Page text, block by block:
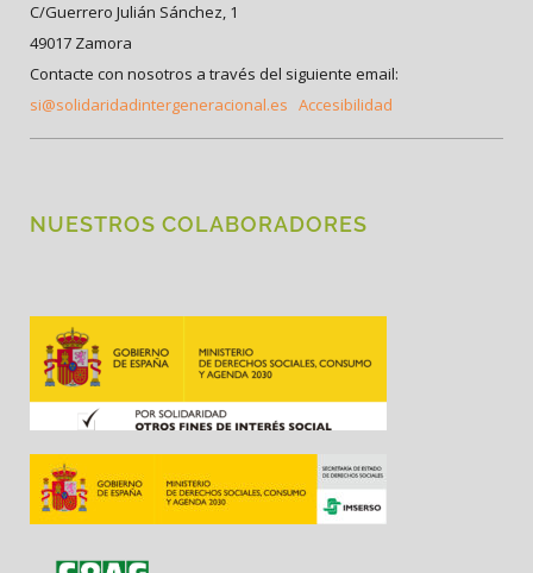
C/Guerrero Julián Sánchez, 1
49017 Zamora
Contacte con nosotros a través del siguiente email:
si@solidaridadintergeneracional.es Accesibilidad
NUESTROS COLABORADORES